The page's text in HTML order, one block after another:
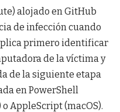
alojado en GitHub
de infección cuando
primero identificar
de la víctima y
de la siguiente etapa
en PowerShell
AppleScript (macOS).